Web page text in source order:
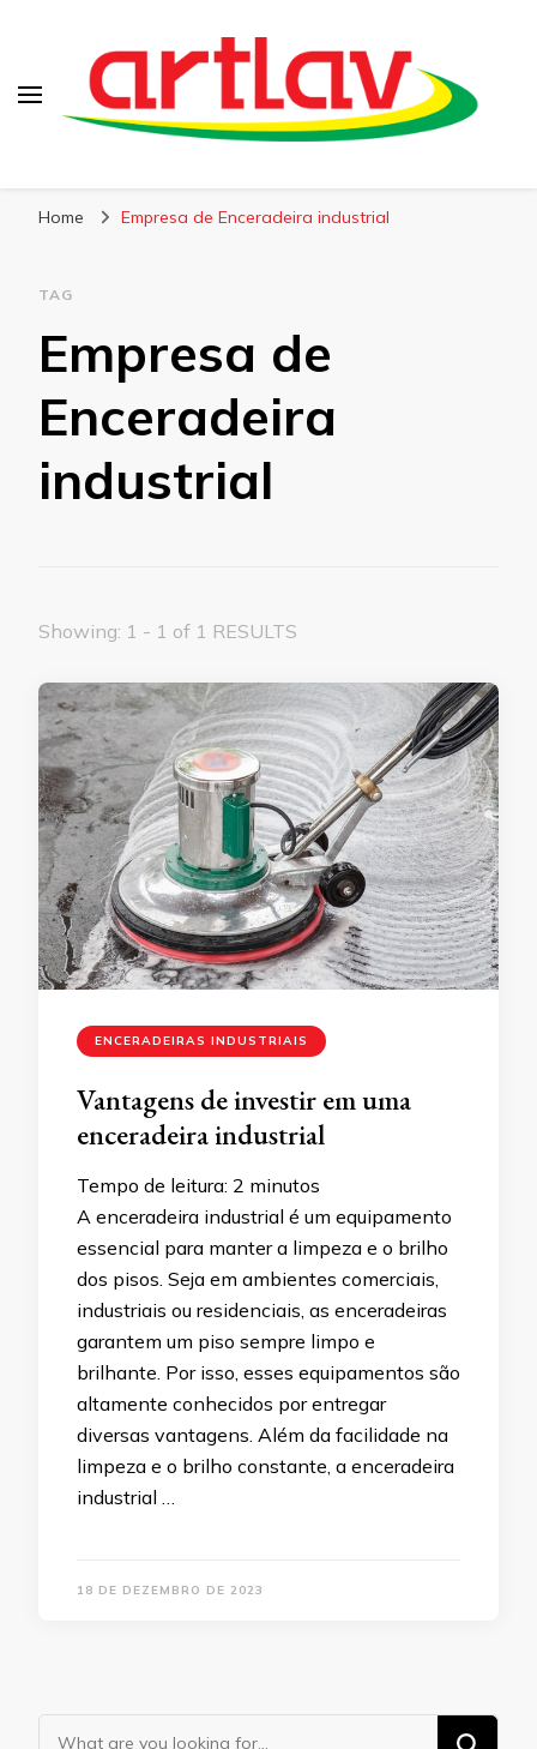
Home Empresa de Enceradeira industrial
TAG
Empresa de
Enceradeira
industrial
Showing: 1 - 1 of 1 RESULTS
ENCERADEIRAS INDUSTRIAIS
Vantagens de investir em uma
enceradeira industrial
Tempo de leitura: 2 minutos
A enceradeira industrial é um equipamento
essencial para manter a limpeza e o brilho
dos pisos. Seja em ambientes comerciais,
industriais ou residenciais, as enceradeiras
garantem um piso sempre limpo e
brilhante. Por isso, esses equipamentos são
altamente conhecidos por entregar
diversas vantagens. Além da facilidade na
limpeza e o brilho constante, a enceradeira
industrial …
18 DE DEZEMBRO DE 2023
Looking